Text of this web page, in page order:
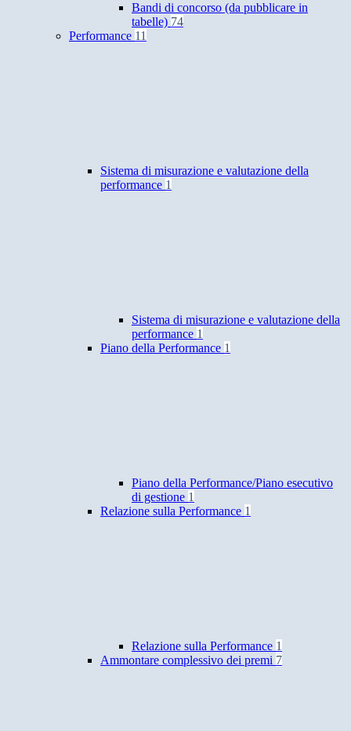
Bandi di concorso (da pubblicare in
tabelle) 74
Performance 11
Sistema di misurazione e valutazione della
performance 1
Sistema di misurazione e valutazione della
performance 1
Piano della Performance 1
Piano della Performance/Piano esecutivo
di gestione 1
Relazione sulla Performance 1
Relazione sulla Performance 1
Ammontare complessivo dei premi 7